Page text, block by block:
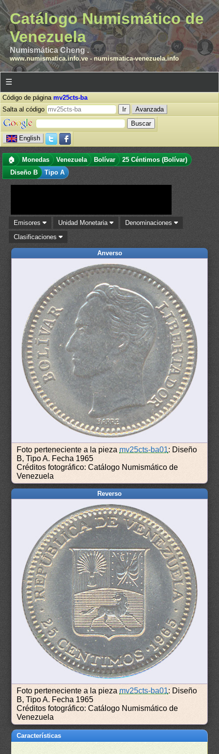
Catálogo Numismático de
Venezuela
Numismática Cheng .
www.numismatica.info.ve- numismatica-venezuela.info
☰
Código de página mv25cts-ba
Salta al código
Avanzada
English
🏠 Monedas Venezuela Bolívar
25 Céntimos (Bolívar)
Diseño B
Tipo A
Emisores Unidad Monetaria
Denominaciones
Clasificaciones
Anverso
Foto perteneciente a la pieza mv25cts-ba01: Diseño
B, Tipo A. Fecha 1965
Créditos fotográfico: Catálogo Numismático de
Venezuela
Reverso
Foto perteneciente a la pieza mv25cts-ba01: Diseño
B, Tipo A. Fecha 1965
Créditos fotográfico: Catálogo Numismático de
Venezuela
Características